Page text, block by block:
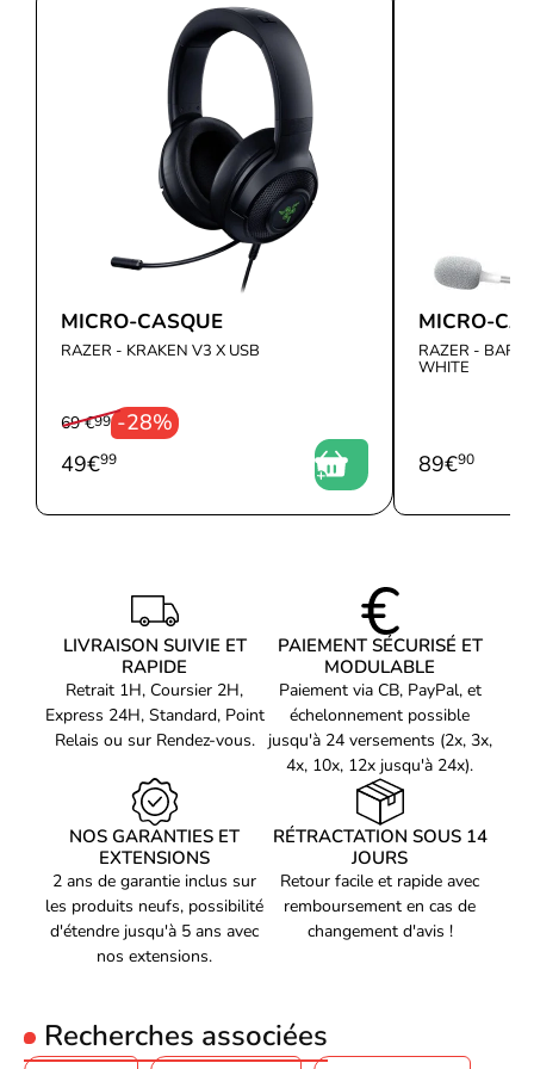
X - Blanc est équipé d'un microphone intégré qui vous permet de
communiquer avec vos coéquipiers sans aucun problème. Grâce à
sa suppression de bruit intégrée, vous pouvez être sûr que votre
voix sera claire et audible même dans les environnements les
plus bruyants. De plus, le microphone est entièrement
rétractable, ce qui vous permet de le ranger facilement lorsque
vous n'en avez pas besoin.
Un design élégant pour les gamers exigeants
MICRO-CASQUE
RAZER - KRAKEN V3 X USB
-28%
69 €99
49€99
MICRO-
RAZER -
WHITE
89€90
LIVRAISON SUIVIE ET
RAPIDE
Retrait 1H, Coursier 2H,
Express 24H, Standard, Point
Relais ou sur Rendez-vous.
PAIEMENT SÉCURISÉ ET
MODULABLE
Paiement via CB, PayPal, et
échelonnement possible
jusqu'à 24 versements (2x, 3x,
4x, 10x, 12x jusqu'à 24x).
NOS GARANTIES ET
EXTENSIONS
2 ans de garantie inclus sur
les produits neufs, possibilité
d'étendre jusqu'à 5 ans avec
nos extensions.
RÉTRACTATION SOUS 14
JOURS
Retour facile et rapide avec
remboursement en cas de
changement d'avis !
Recherches associées